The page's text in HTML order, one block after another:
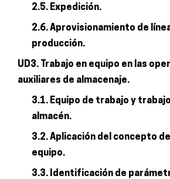
2.5. Expedición.
2.6. Aprovisionamiento de
producción.
UD3. Trabajo en equipo en las
auxiliares de almacenaje.
3.1. Equipo de trabajo y
almacén.
3.2. Aplicación del concepto
equipo.
3.3. Identificación de